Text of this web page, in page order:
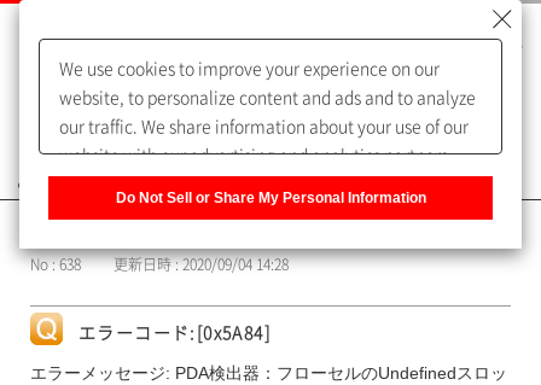
よくあるご質問（FAQ）
No : 638 更新日時 : 2020/09/04 14:28
エラーコード:[0x5A84]
エラーメッセージ: PDA検出器：フローセルのUndefinedスロッ
We use cookies to improve your experience on our
website, to personalize content and ads and to analyze
our traffic. We share information about your use of our
website with our advertising and analytics partners,
of our sharing information about you with our partners.
Information] to customize your cookie settings on our
Do Not Sell or Share My Personal Information